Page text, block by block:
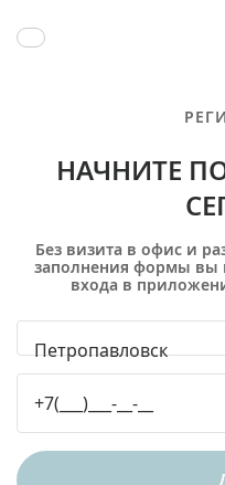
НАЧНИТЕ
Без визита в офис и
заполнения формы вы
входа в
Петропавловск